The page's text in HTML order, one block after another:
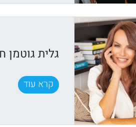
גלית גוטמן
קרא עוד